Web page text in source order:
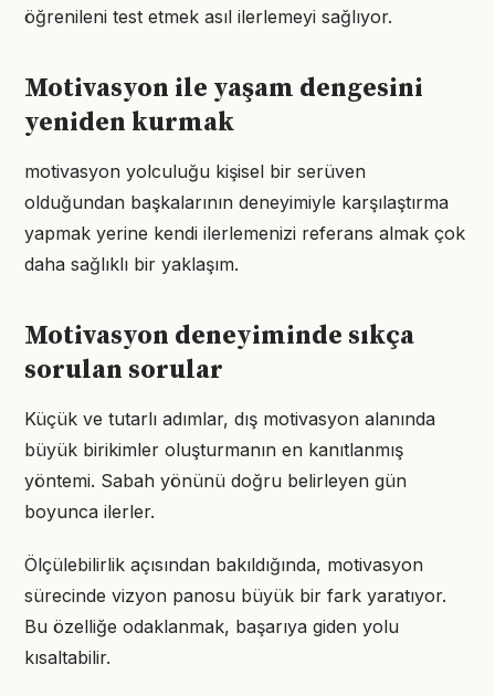
öğrenileni test etmek asıl ilerlemeyi sağlıyor.
Motivasyon ile yaşam dengesini
yeniden kurmak
motivasyon yolculuğu kişisel bir serüven
olduğundan başkalarının deneyimiyle karşılaştırma
yapmak yerine kendi ilerlemenizi referans almak çok
daha sağlıklı bir yaklaşım.
Motivasyon deneyiminde sıkça
sorulan sorular
Küçük ve tutarlı adımlar, dış motivasyon alanında
büyük birikimler oluşturmanın en kanıtlanmış
yöntemi. Sabah yönünü doğru belirleyen gün
boyunca ilerler.
Ölçülebilirlik açısından bakıldığında, motivasyon
sürecinde vizyon panosu büyük bir fark yaratıyor.
Bu özelliğe odaklanmak, başarıya giden yolu
kısaltabilir.